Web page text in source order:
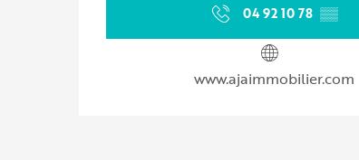
04 92 10 78 ▒▒
www.ajaimmobilier.com